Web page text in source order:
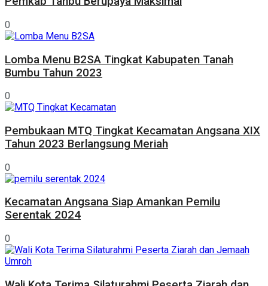
0
Lomba Menu B2SA Tingkat Kabupaten Tanah
Bumbu Tahun 2023
0
Pembukaan MTQ Tingkat Kecamatan Angsana XIX
Tahun 2023 Berlangsung Meriah
0
Kecamatan Angsana Siap Amankan Pemilu
Serentak 2024
0